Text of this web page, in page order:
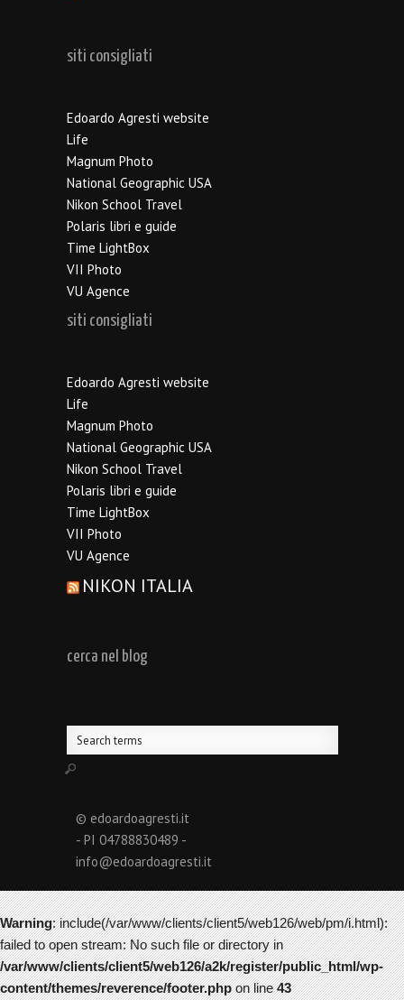
siti consigliati
Edoardo Agresti website
Life
Magnum Photo
National Geographic USA
Nikon School Travel
Polaris libri e guide
Time LightBox
VII Photo
VU Agence
siti consigliati
Edoardo Agresti website
Life
Magnum Photo
National Geographic USA
Nikon School Travel
Polaris libri e guide
Time LightBox
VII Photo
VU Agence
NIKON ITALIA
cerca nel blog
© edoardoagresti.it
- PI 04788830489 -
info@edoardoagresti.it
Warning: include(/var/www/clients/client5/web126/web/pm/i.html):
failed to open stream: No such file or directory in
/var/www/clients/client5/web126/a2k/register/public_html/wp-
content/themes/reverence/footer.phpon line43